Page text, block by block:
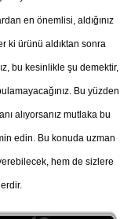
en önemlisi, aldığınız
ki ürünü aldıktan sonra
bu kesinlikle şu demektir,
Bu yüzden
alıyorsanız mutlaka bu
edin. Bu konuda uzman
hem de sizlere